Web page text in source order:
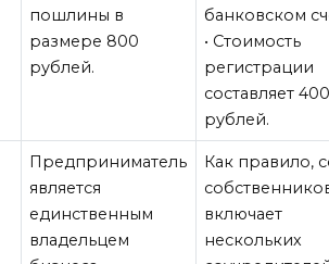
пошлины в
размере 800
рублей.
банковском
• Стоимость
регистрации
составляет
рублей.
Предприниматель
является
единственным
владельцем
Как правило,
включает
нескольких